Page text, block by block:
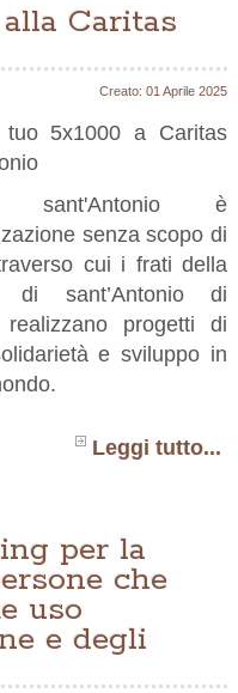
Caritas
Creato: 01 Aprile 2025
5x1000 a Caritas
sant'Antonio è
senza scopo di
cui i frati della
di sant’Antonio di
realizzano progetti di
e sviluppo in
Leggi tutto...
per la
che
uso
e degli